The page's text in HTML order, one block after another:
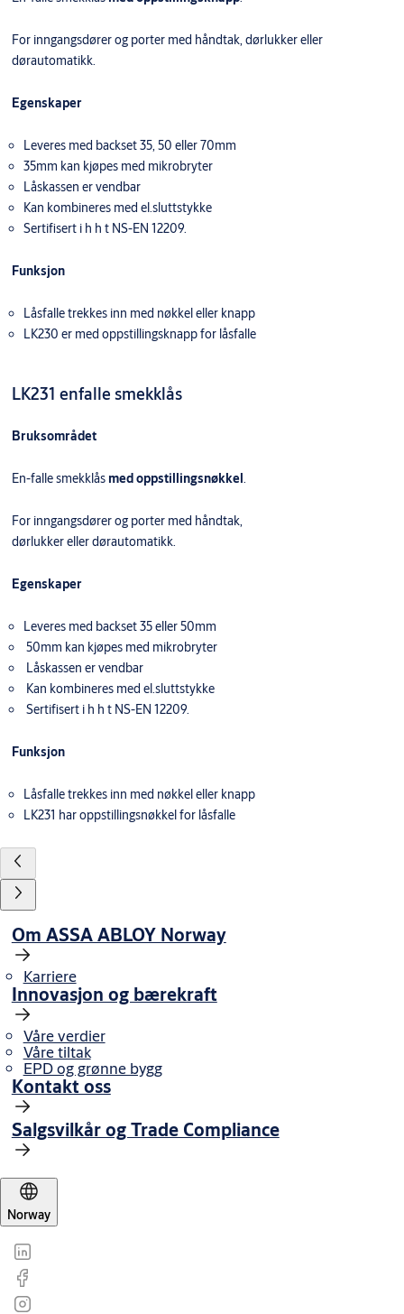
For inngangsdører og porter med håndtak, dørlukker eller
dørautomatikk.
Egenskaper
Leveres med backset 35, 50 eller 70mm
35mm kan kjøpes med mikrobryter
Låskassen er vendbar
Kan kombineres med el.sluttstykke
Sertifisert i h h t NS-EN 12209.
Funksjon
Låsfalle trekkes inn med nøkkel eller knapp
LK230 er med oppstillingsknapp for låsfalle
LK231 enfalle smekklås
Bruksområdet
En-falle smekklås med oppstillingsnøkkel .
For inngangsdører og porter med håndtak,
dørlukker eller dørautomatikk.
Egenskaper
Leveres med backset 35 eller 50mm
50mm kan kjøpes med mikrobryter
Låskassen er vendbar
Kan kombineres med el.sluttstykke
Sertifisert i h h t NS-EN 12209.
Funksjon
Låsfalle trekkes inn med nøkkel eller knapp
LK231 har oppstillingsnøkkel for låsfalle
Om ASSA ABLOY Norway
Karriere
Innovasjon og bærekraft
Våre verdier
Våre tiltak
EPD og grønne bygg
Kontakt oss
Salgsvilkår og Trade Compliance
Norway